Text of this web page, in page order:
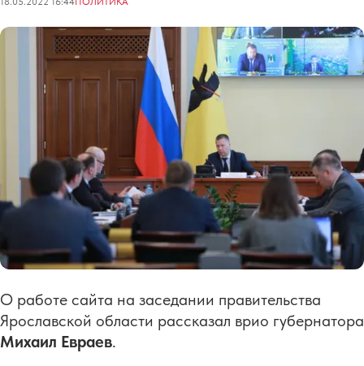
О работе сайта на заседании правительства
Ярославской области рассказал врио губернатора
Михаил Евраев.